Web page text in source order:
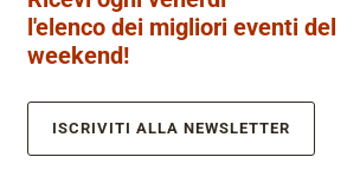
l'elenco dei migliori eventi del
weekend!
ISCRIVITI ALLA NEWSLETTER